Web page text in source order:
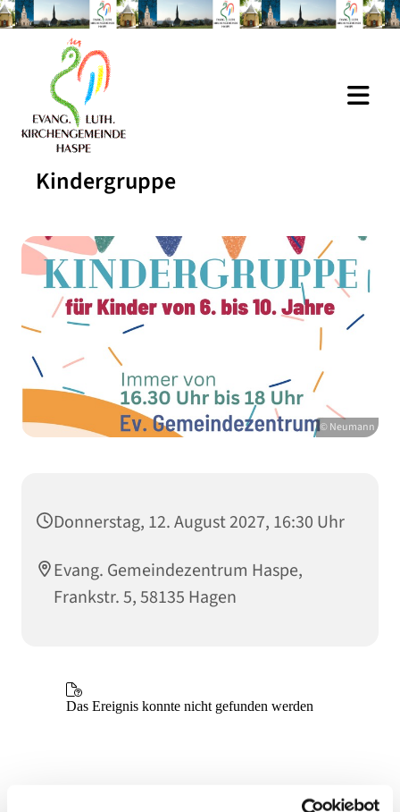
Kindergruppe
© Neumann
Donnerstag, 12. August 2027, 16:30 Uhr
Evang. Gemeindezentrum Haspe,
Frankstr. 5, 58135 Hagen